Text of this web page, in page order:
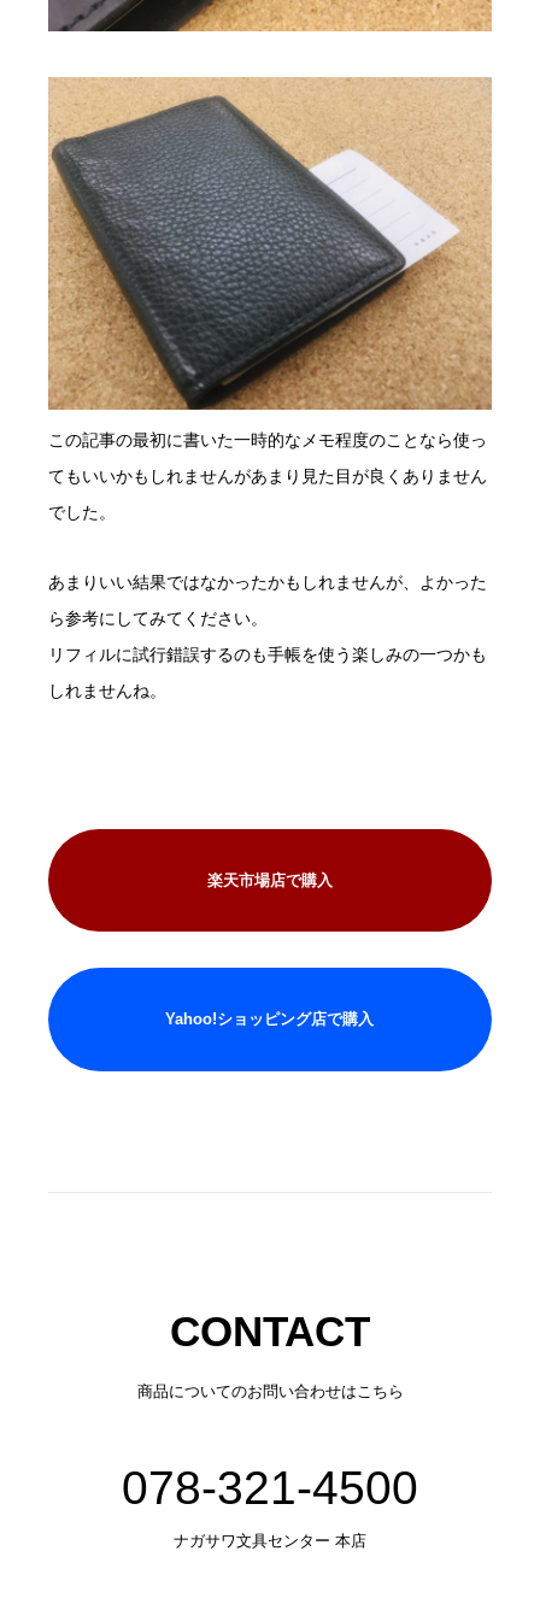
この記事の最初に書いた一時的なメモ程度のことなら使っ
てもいいかもしれませんがあまり見た目が良くありません
でした。
あまりいい結果ではなかったかもしれませんが、よかった
ら参考にしてみてください。
リフィルに試行錯誤するのも手帳を使う楽しみの一つかも
しれませんね。
楽天市場店で購入
Yahoo!ショッピング店で購入
CONTACT
商品についてのお問い合わせはこちら
078-321-4500
ナガサワ文具センター 本店